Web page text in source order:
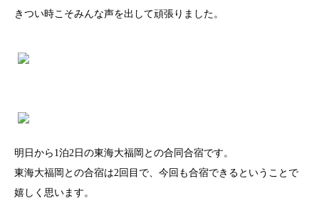
きつい時こそみんな声を出して頑張りました。
明日から1泊2日の東海大福岡との合同合宿です。
東海大福岡との合宿は2回目で、今回も合宿できるということで
嬉しく思います。